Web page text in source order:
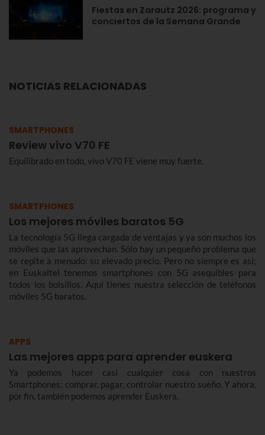
Fiestas en Zarautz 2026: programa y
conciertos de la Semana Grande
NOTICIAS RELACIONADAS
SMARTPHONES
Review vivo V70 FE
Equilibrado en todo, vivo V70 FE viene muy fuerte.
SMARTPHONES
Los mejores móviles baratos 5G
La tecnología 5G llega cargada de ventajas y ya son muchos los
móviles que las aprovechan. Sólo hay un pequeño problema que
se repite a menudo: su elevado precio. Pero no siempre es así;
en Euskaltel tenemos smartphones con 5G asequibles para
todos los bolsillos. Aquí tienes nuestra selección de teléfonos
móviles 5G baratos.
APPS
Las mejores apps para aprender euskera
Ya podemos hacer casi cualquier cosa con nuestros
Smartphones: comprar, pagar, controlar nuestro sueño. Y ahora,
por fin, también podemos aprender Euskera.